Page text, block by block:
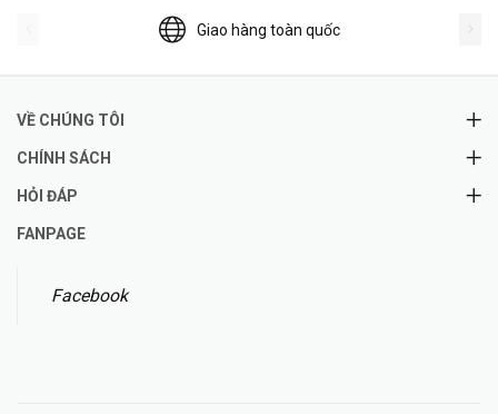
Giao hàng toàn quốc
VỀ CHÚNG TÔI
CHÍNH SÁCH
HỎI ĐÁP
FANPAGE
Facebook